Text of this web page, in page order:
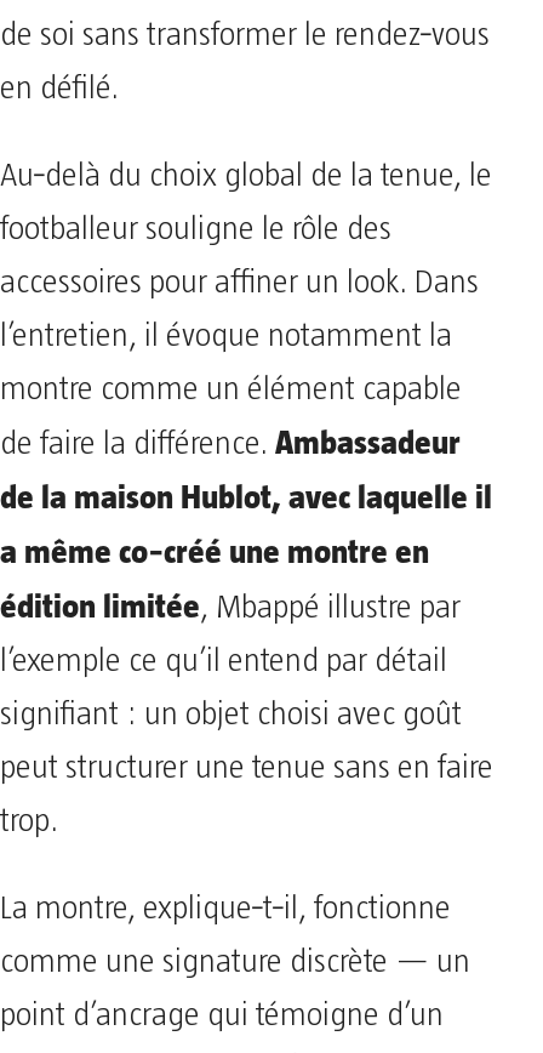
de soi sans transformer le rendez‑vous
en défilé.
Au‑delà du choix global de la tenue, le
footballeur souligne le rôle des
accessoires pour affiner un look. Dans
l’entretien, il évoque notamment la
montre comme un élément capable
de faire la différence. Ambassadeur
de la maison Hublot, avec laquelle il
a même co‑créé une montre en
édition limitée, Mbappé illustre par
l’exemple ce qu’il entend par détail
signifiant : un objet choisi avec goût
peut structurer une tenue sans en faire
trop.
La montre, explique‑t‑il, fonctionne
comme une signature discrète — un
point d’ancrage qui témoigne d’un